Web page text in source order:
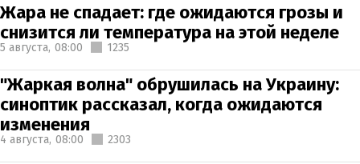
Жара не спадает: где ожидаются грозы и
снизится ли температура на этой неделе
5 августа, 08:00 1235
"Жаркая волна" обрушилась на Украину:
синоптик рассказал, когда ожидаются
изменения
4 августа, 08:00 2303